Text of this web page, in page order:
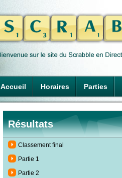
Accueil Horaires Parties
Résultats
Classement final
Partie 1
Partie 2